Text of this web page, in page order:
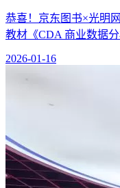
恭喜！京东图书×光明
教材《CDA 商业数据
2026-01-16